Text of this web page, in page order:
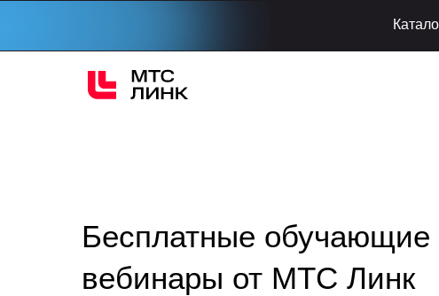
Бесплатные обучающие
вебинары от МТС Линк